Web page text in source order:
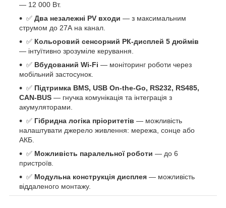
— 12 000 Вт.
✅ Два незалежні PV входи — з максимальним
струмом до 27А на канал.
✅ Кольоровий сенсорний РК-дисплей 5 дюймів
— інтуїтивно зрозуміле керування.
✅ Вбудований Wi-Fi — моніторинг роботи через
мобільний застосунок.
✅ Підтримка BMS, USB On-the-Go, RS232, RS485,
CAN-BUS — гнучка комунікація та інтеграція з
акумуляторами.
✅ Гібридна логіка пріоритетів — можливість
налаштувати джерело живлення: мережа, сонце або
АКБ.
✅ Можливість паралельної роботи — до 6
пристроїв.
✅ Модульна конструкція дисплея — можливість
віддаленого монтажу.